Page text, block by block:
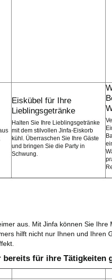
Eiskübel für Ihre
Lieblingsgetränke
Halten Sie Ihre Lieblingsgetränke
mit dem stilvollen Jinfa-Eiskorb
kühl. Überraschen Sie Ihre Gäste
und bringen Sie die Party in
Schwung.
aus. Mit Jinfa können Sie Ihre
hilft nicht nur Ihnen und Ihren
bereits für ihre Tätigkeiten